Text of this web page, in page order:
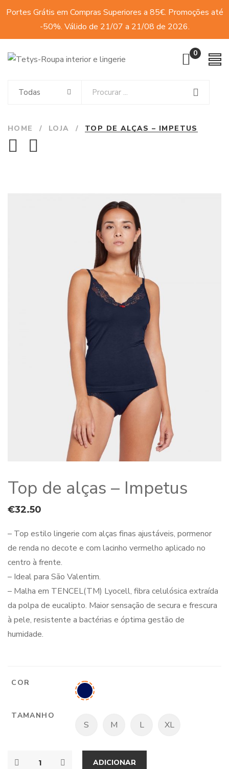
Portes Grátis em Compras Superiores a 85€. Promoções até
-50%. Válido de 21/07 a 21/08 de 2026.
0
Todas
HOME / LOJA / TOP DE ALÇAS – IMPETUS
Top de alças – Impetus
€32.50
– Top estilo lingerie com alças finas ajustáveis, pormenor
de renda no decote e com lacinho vermelho aplicado no
centro à frente.
– Ideal para São Valentim.
– Malha em TENCEL(TM) Lyocell, fibra celulósica extraída
da polpa de eucalipto. Maior sensação de secura e frescura
à pele, resistente a bactérias e óptima gestão de
humidade.
COR
TAMANHO
S M L XL
ADICIONAR